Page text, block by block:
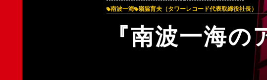
南波一海 嶺脇育夫（タワーレコード代表取締役社長）
『南波一海